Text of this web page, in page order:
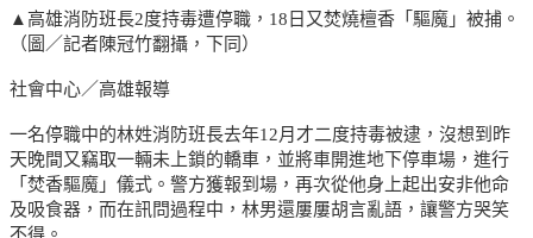
▲高雄消防班長2度持毒遭停職，18日又焚燒檀香「驅魔」被捕。
（圖／記者陳冠竹翻攝，下同）
社會中心／高雄報導
一名停職中的林姓消防班長去年12月才二度持毒被逮，沒想到昨
天晚間又竊取一輛未上鎖的轎車，並將車開進地下停車場，進行
「焚香驅魔」儀式。警方獲報到場，再次從他身上起出安非他命
及吸食器，而在訊問過程中，林男還屢屢胡言亂語，讓警方哭笑